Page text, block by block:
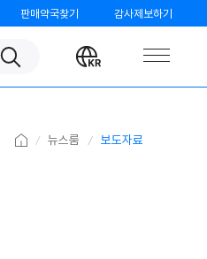
판매약국찾기 감사제보하기
Search
Change
language
Home 뉴스룸 보도자료